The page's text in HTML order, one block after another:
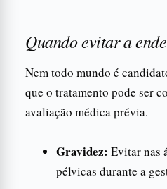
Quando evitar a
Nem todo mundo é
que o tratamento pode ser
avaliação médica prévia.
Gravidez: Evitar nas
pélvicas durante a